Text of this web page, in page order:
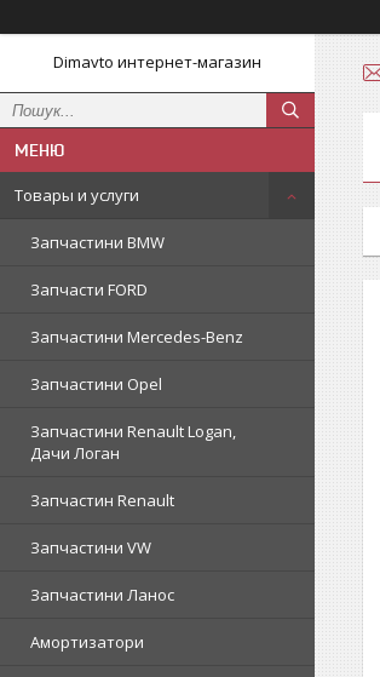
Dimavto интернет-магазин
Товары и услуги
Запчастини BMW
Запчасти FORD
Запчастини Mercedes-Benz
Запчастини Opel
Запчастини Renault Logan,
Дачи Логан
Запчастин Renault
Запчастини VW
Запчастини Ланос
Амортизатори